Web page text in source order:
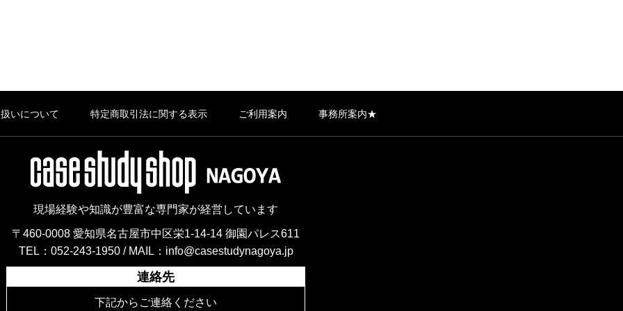
いについて 特定商取引法に関する表示 ご利用案内 事務所案内★
現場経験や知識が豊富な専門家が経営しています
〒460-0008 愛知県名古屋市中区栄1-14-14 御園パレス611
TEL：052-243-1950 / MAIL：info@casestudynagoya.jp
連絡先
下記からご連絡ください